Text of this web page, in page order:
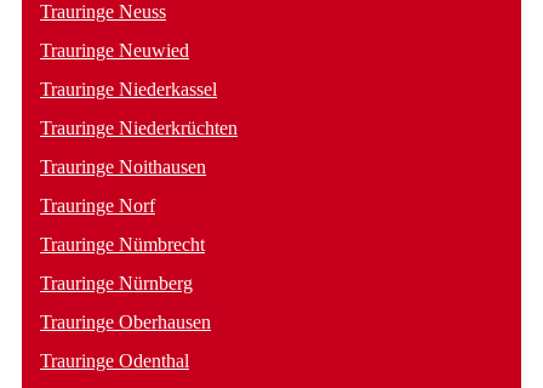
Trauringe Neuss
Trauringe Neuwied
Trauringe Niederkassel
Trauringe Niederkrüchten
Trauringe Noithausen
Trauringe Norf
Trauringe Nümbrecht
Trauringe Nürnberg
Trauringe Oberhausen
Trauringe Odenthal